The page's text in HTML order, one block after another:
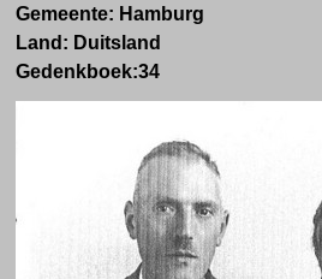
Gemeente: Hamburg
Land: Duitsland
Gedenkboek:34